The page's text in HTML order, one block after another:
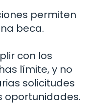
permiten
beca.
con los
límite, y no
solicitudes
oportunidades.